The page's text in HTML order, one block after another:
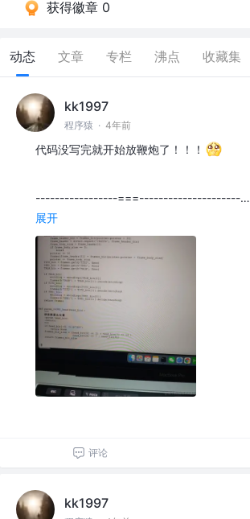
获得徽章 0
动态 文章 专栏 沸点 收藏集
kk1997
程序猿 · 4年前
代码没写完就开始放鞭炮了！！！
-----------------===---------------------…
展开
评论
kk1997